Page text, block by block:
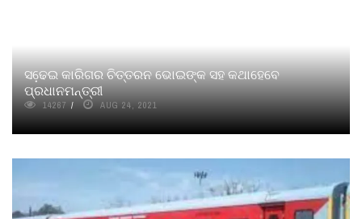
ସଢେ଼ଇ କାରିଗର ଚିତ୍ତରନ ଭୋଇଙ୍କ ସହ କଥାହେବେ
ପ୍ରଧାନମନ୍ତ୍ରୀ
14267 AUG 24, 2021